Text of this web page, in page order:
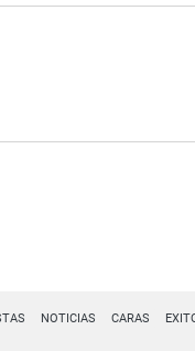
NOTICIAS CARAS